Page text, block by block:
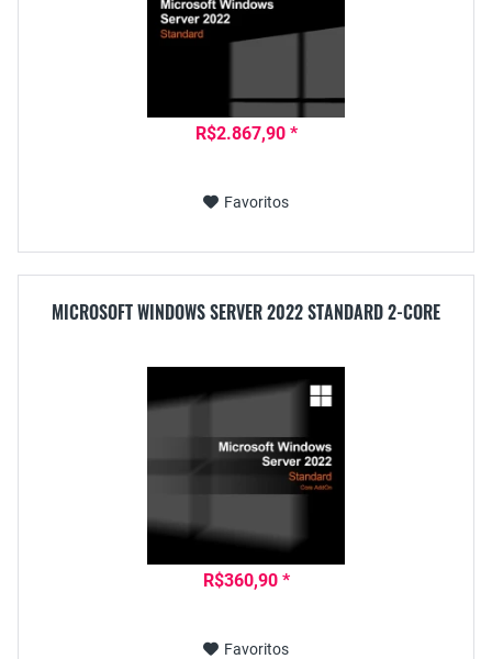
R$2.867,90 *
Favoritos
MICROSOFT WINDOWS SERVER 2022 STANDARD 2-CORE
R$360,90 *
Favoritos